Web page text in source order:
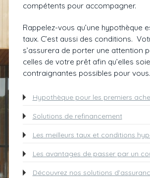
compétents pour accompagner.
Rappelez-vous qu’une hypothèque
taux. C’est aussi des conditions.
s’assurera de porter une attention
celles de votre prêt afin qu’elles
contraignantes possibles pour vous.
Hypothèque pour les premiers
Solutions de refinancement
Les meilleurs taux et conditions
Les avantages de passer par un
Découvrez nos solutions